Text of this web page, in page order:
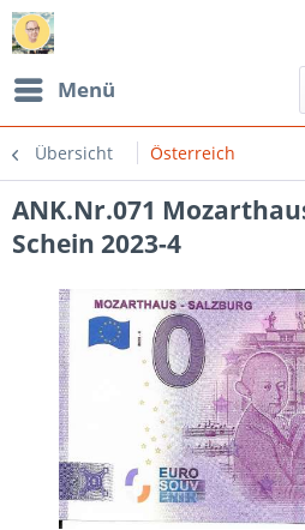
Menü
Übersicht Österreich
ANK.Nr.071
Schein 2023-4